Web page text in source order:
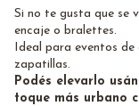
Si no te gusta que se
encaje o bralettes.
Ideal para eventos
zapatillas.
Podés elevarlo
toque más urbano